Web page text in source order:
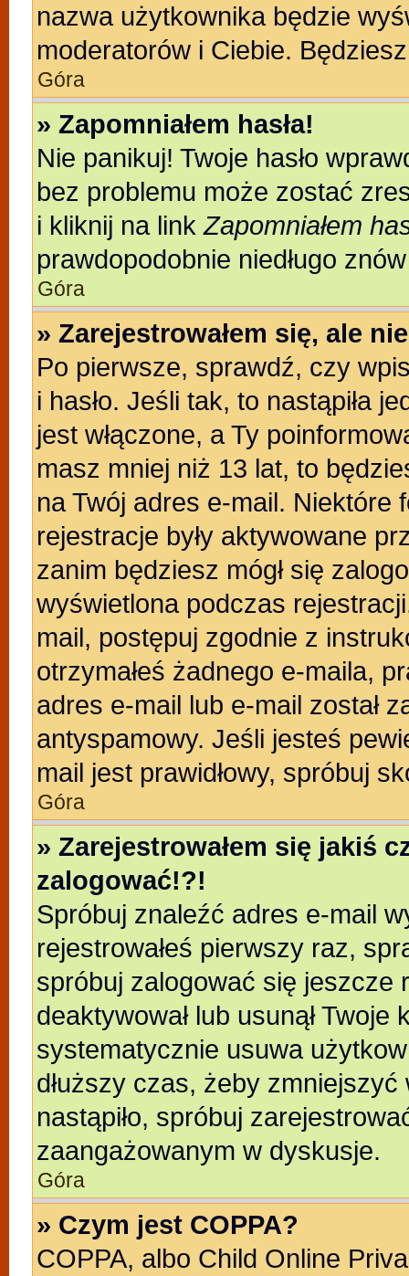
nazwa użytkownika będzie
moderatorów i Ciebie.
Góra
» Zapomniałem hasła!
Nie panikuj! Twoje hasło
bez problemu może zostać
i kliknij na linkZapomniałem
prawdopodobnie niedługo
Góra
» Zarejestrowałem się, ale
Po pierwsze, sprawdź, czy
i hasło. Jeśli tak, to nastąpiła
jest włączone, a Ty
masz mniej niż 13 lat, to
na Twój adres e-mail. Niektóre
rejestracje były aktywowane
zanim będziesz mógł się
wyświetlona podczas
mail, postępuj zgodnie z
otrzymałeś żadnego e-maila,
adres e-mail lub e-mail został
antyspamowy. Jeśli jesteś
mail jest prawidłowy, spróbuj
Góra
» Zarejestrowałem się jakiś
zalogować!?!
Spróbuj znaleźć adres e-mail
rejestrowałeś pierwszy raz,
spróbuj zalogować się jeszcze
deaktywował lub usunął
systematycznie usuwa
dłuższy czas, żeby
nastąpiło, spróbuj
zaangażowanym w dyskusje.
Góra
» Czym jest COPPA?
COPPA, albo Child Online